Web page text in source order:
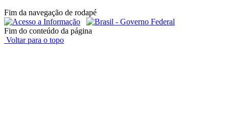
Fim da navegação de rodapé
Fim do conteúdo da página
Voltar para o topo